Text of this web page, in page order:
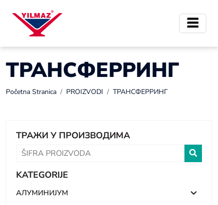
ТРАНСФЕРРИНГ
Početna Stranica PROIZVODI ТРАНСФЕРРИНГ
ТРАЖИ У ПРОИЗВОДИМА
KATEGORIJE
АЛУМИНИЈУМ